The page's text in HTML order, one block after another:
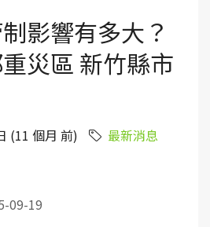
影響有多大？
災區 新竹縣市
(11 個月 前)
最新消息
09-19